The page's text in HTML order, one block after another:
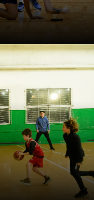
físico-
juego desde la
tareas que
a nivel